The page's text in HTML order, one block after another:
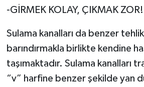
-GİRMEK KOLAY, ÇIKMAK ZOR!
Sulama kanalları da benzer
barındırmakla birlikte kendine
taşımaktadır. Sulama kanalları
“v” harfine benzer şekilde yan